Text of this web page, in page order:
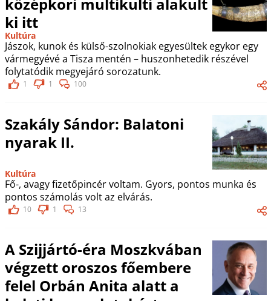
középkori multikulti alakult
ki itt
Kultúra
Jászok, kunok és külső-szolnokiak egyesültek egykor egy
vármegyévé a Tisza mentén – huszonhetedik részével
folytatódik megyejáró sorozatunk.
1 1 100
Szakály Sándor: Balatoni
nyarak II.
Kultúra
Fő-, avagy fizetőpincér voltam. Gyors, pontos munka és
pontos számolás volt az elvárás.
10 1 13
A Szijjártó-éra Moszkvában
végzett oroszos főembere
felel Orbán Anita alatt a